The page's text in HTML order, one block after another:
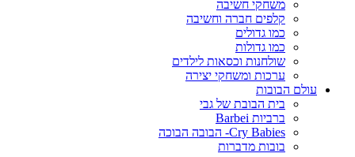
משחקי חשיבה
קלפים חברה וחשיבה
כמו גדולים
כמו גדולות
שולחנות וכסאות לילדים
ערכות ומשחקי יצירה
עולם הבובות
בית הבובת של גבי
ברביות Barbei
Cry Babies- הבובה הבוכה
בובות מדברות